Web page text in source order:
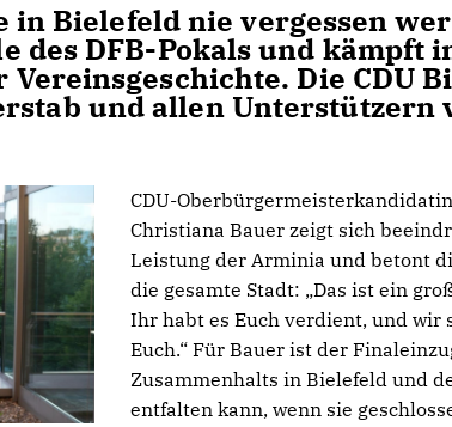
in Bielefeld nie vergessen
des DFB-Pokals und kämpft
Die CDU
und allen Unterstützern
CDU-
Christiana Bauer zeigt sich
Leistung der Arminia und betont
die gesamte Stadt: „Das ist ein
Ihr habt es Euch verdient, und wir
Euch.“ Für Bauer ist der
Zusammenhalts in Bielefeld und
entfalten kann, wenn sie